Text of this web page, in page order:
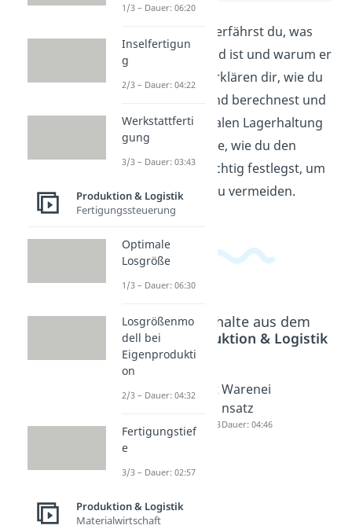
In diesem Video erfährst du, was
der Meldebestand ist und warum er
wichtig ist. Wir erklären dir, wie du
den Meldebestand berechnest und
wie er zur optimalen Lagerhaltung
beiträgt. Verstehe, wie du den
Meldebestand richtig festlegst, um
Lieferengpässe zu vermeiden.
Beliebte Inhalte aus dem
Bereich
Produktion & Logistik
Sicherhe
nd
Dauer: 04:43
Mindest
Dauer: 03:33
Warenei
nsatz
Dauer: 04:46
1/3 – Dauer: 06:20
Inselfertigun
g
2/3 – Dauer: 04:22
Werkstattferti
gung
3/3 – Dauer: 03:43
Produktion & Logistik
Fertigungssteuerung
Optimale
Losgröße
1/3 – Dauer: 06:30
Losgrößenmo
dell bei
Eigenprodukti
on
2/3 – Dauer: 04:32
Fertigungstief
e
3/3 – Dauer: 02:57
Produktion & Logistik
Materialwirtschaft